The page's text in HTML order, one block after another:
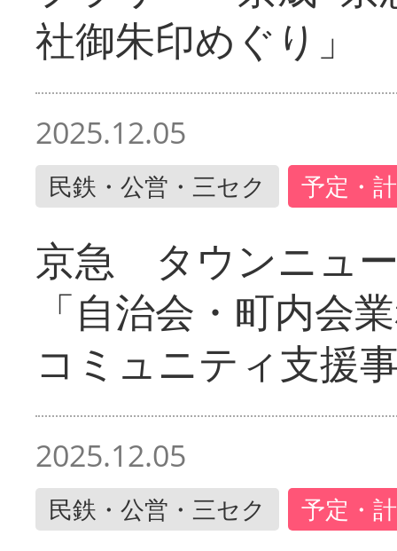
社御朱印めぐり」
2025.12.05
民鉄・公営・三セク 予定・
京急 タウンニュ
「自治会・町内会
コミュニティ支援
2025.12.05
民鉄・公営・三セク 予定・